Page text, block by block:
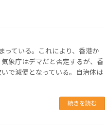
っている。これにより、香港か
象庁はデマだと否定するが、香
で減便となっている。自治体は
続きを読む